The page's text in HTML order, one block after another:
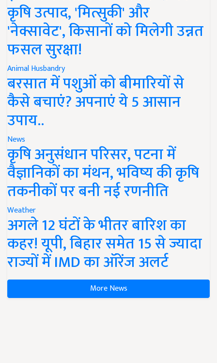
कृषि उत्पाद, 'मित्सुकी' और
'नेक्सावेट', किसानों को मिलेगी उन्नत
फसल सुरक्षा!
Animal Husbandry
बरसात में पशुओं को बीमारियों से
कैसे बचाएं? अपनाएं ये 5 आसान
उपाय..
News
कृषि अनुसंधान परिसर, पटना में
वैज्ञानिकों का मंथन, भविष्य की कृषि
तकनीकों पर बनी नई रणनीति
Weather
अगले 12 घंटों के भीतर बारिश का
कहर! यूपी, बिहार समेत 15 से ज्यादा
राज्यों में IMD का ऑरेंज अलर्ट
More News